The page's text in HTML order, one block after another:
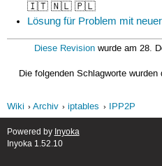
🇮🇹 🇳🇱 🇵🇱
Lösung für Problem mit
Diese Revision wurde am 28.
Die folgenden Schlagworte
Wiki
Archiv iptables IPP2P
Powered by Inyoka
Inyoka 1.52.10